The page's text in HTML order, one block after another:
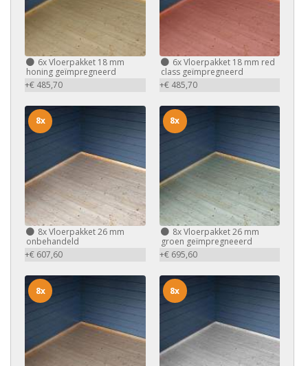
6xVloerpakket 18 mm
honing geïmpregneerd
+€ 485,70
6xVloerpakket 18 mm red
class geïmpregneerd
+€ 485,70
8xVloerpakket 26 mm
onbehandeld
+€ 607,60
8x
8xVloerpakket 26 mm
groen geïmpregneeerd
+€ 695,60
8x
8x 8x